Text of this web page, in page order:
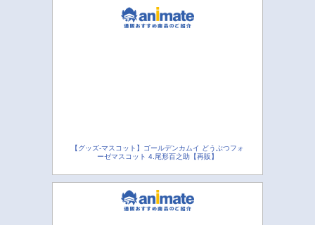
【グッズ-マスコット】ゴールデンカムイ どうぶつフォ
ーゼマスコット 4.尾形百之助【再販】